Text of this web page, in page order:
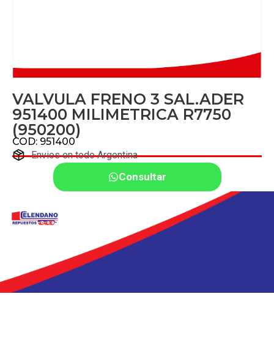
VALVULA FRENO 3 SAL.ADER
951400 MILIMETRICA R7750
(950200)
COD: 951400
Envios en todo Argentina
Consultar